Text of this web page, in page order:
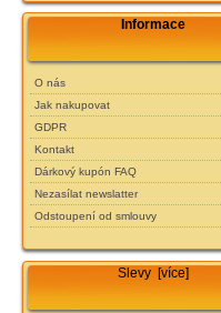
Informace
O nás
Jak nakupovat
GDPR
Kontakt
Dárkový kupón FAQ
Nezasílat newslatter
Odstoupení od smlouvy
Slevy [více]